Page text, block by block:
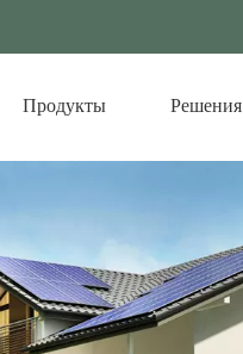
Продукты Решения